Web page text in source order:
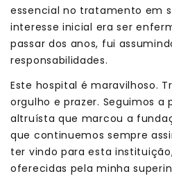
essencial no tratamento em
interesse inicial era ser
passar dos anos, fui
responsabilidades.
Este hospital é maravilhoso.
orgulho e prazer. Seguimos a
altruísta que marcou a
que continuemos sempre
ter vindo para esta
oferecidas pela minha